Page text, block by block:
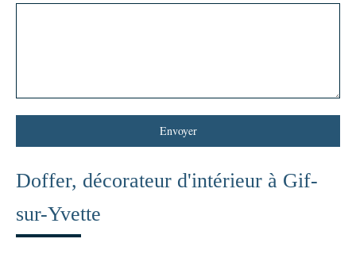
Envoyer
Doffer, décorateur d'intérieur à Gif-
sur-Yvette